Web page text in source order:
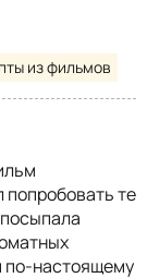
из фильмов
попробовать те
по-настоящему